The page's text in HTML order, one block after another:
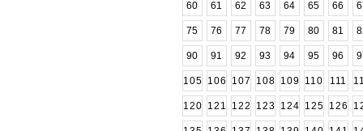
60 61 62 63 64 65 66
75 76 77 78 79 80 81
90 91 92 93 94 95 96
105 106 107 108 109 110 111
120 121 122 123 124 125 126